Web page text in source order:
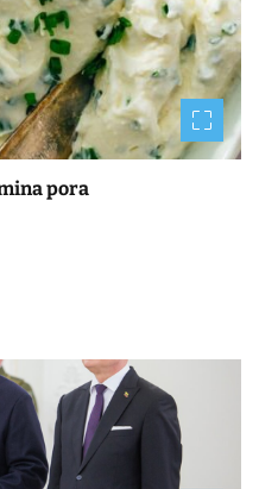
pora